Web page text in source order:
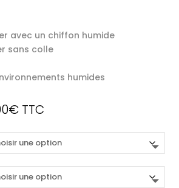
avec un chiffon humide
sans colle
humides
€Plage
prix :
7,00€
à
20,00€
TTC